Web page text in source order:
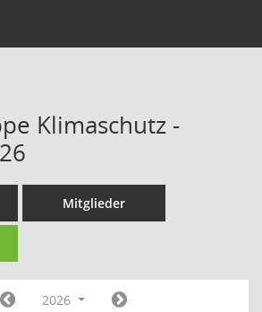
Klimaschutz -
Mitglieder
2026